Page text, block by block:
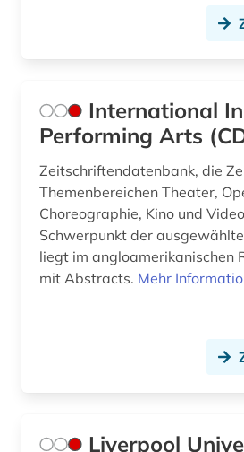
International
Performing Arts
Zeitschriftendatenbank, die
Themenbereichen Theater,
Choreographie, Kino und
Schwerpunkt der
liegt im angloamerikanischen
mit Abstracts. Mehr
Liverpool